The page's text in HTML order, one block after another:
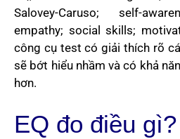
Salovey-Caruso; self-
empathy; social skills;
công cụ test có giải thích rõ
sẽ bớt hiểu nhầm và có khả
hơn.
EQ đo điều gì?